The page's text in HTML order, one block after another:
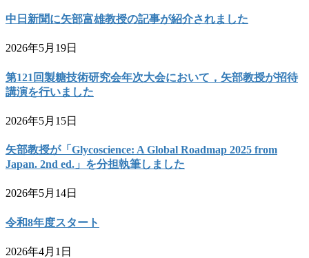
中日新聞に矢部富雄教授の記事が紹介されました
2026年5月19日
第121回製糖技術研究会年次大会において，矢部教授が招待
講演を行いました
2026年5月15日
矢部教授が「Glycoscience: A Global Roadmap 2025 from
Japan. 2nd ed.」を分担執筆しました
2026年5月14日
令和8年度スタート
2026年4月1日